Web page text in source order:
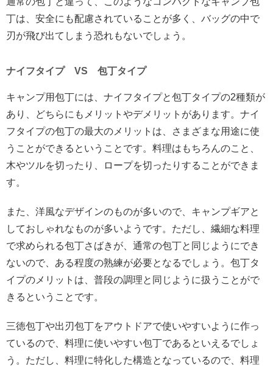
丁は、安全にも配慮されていることが多く、バッグの中で
刃が飛び出てしまう恐れもないでしょう。
ナイフタイプ VS 包丁タイプ
キャンプ用包丁には、ナイフタイプと包丁タイプの2種類が
あり、どちらにもメリットやデメリットがあります。ナイ
フタイプの包丁の最大のメリットは、さまざまな用途に使
うことができるということです。料理はもちろんのこと、
木やツルを切ったり、ロープを切ったりすることができま
す。
また、洋風なデザインのものが多いので、キャンプギアと
しておしゃれなものが多いようです。ただし、繊細な料理
で求められる包丁さばきが、通常の包丁と同じようにでき
ないので、ある程度の熟練が必要となるでしょう。包丁タ
イプのメリットは、普段の調理と同じように扱うことがで
きるということです。
三徳包丁や出刃包丁をアウトドアで使いやすいように作っ
ているので、料理に使いやすい包丁であるといえるでしょ
う。ただし、料理に特化した構造となっているので、料理